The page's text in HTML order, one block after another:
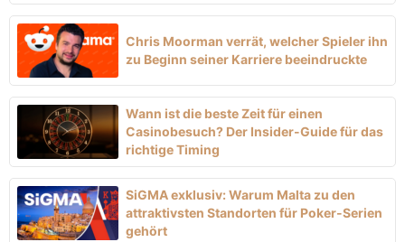
Chris Moorman verrät, welcher Spieler ihn
zu Beginn seiner Karriere beeindruckte
Wann ist die beste Zeit für einen
Casinobesuch? Der Insider-Guide für das
richtige Timing
SiGMA exklusiv: Warum Malta zu den
attraktivsten Standorten für Poker-Serien
gehört